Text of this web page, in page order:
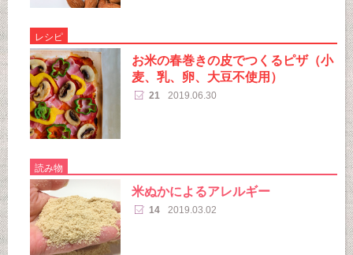
レシピ
お米の春巻きの皮でつくるピザ（小
麦、乳、卵、大豆不使用）
21 2019.06.30
読み物
米ぬかによるアレルギー
14 2019.03.02